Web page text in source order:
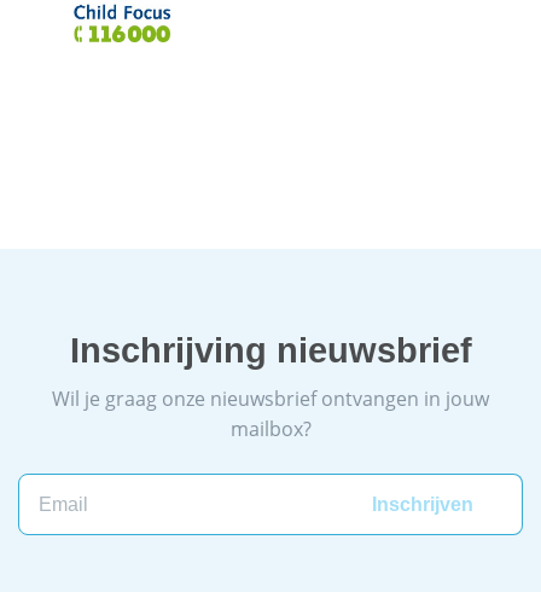
Inschrijving nieuwsbrief
Wil je graag onze nieuwsbrief ontvangen in jouw
mailbox?